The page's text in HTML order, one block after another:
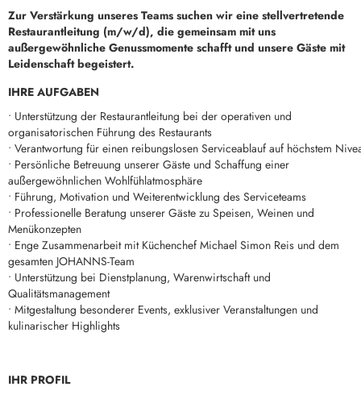
Zur Verstärkung unseres Teams suchen wir eine stellvertretende
Restaurantleitung (m/w/d), die gemeinsam mit uns
außergewöhnliche Genussmomente schafft und unsere Gäste mit
Leidenschaft begeistert.
IHRE AUFGABEN
• Unterstützung der Restaurantleitung bei der operativen und
organisatorischen Führung des Restaurants
• Verantwortung für einen reibungslosen Serviceablauf auf höchstem
• Persönliche Betreuung unserer Gäste und Schaffung einer
außergewöhnlichen Wohlfühlatmosphäre
• Führung, Motivation und Weiterentwicklung des Serviceteams
• Professionelle Beratung unserer Gäste zu Speisen, Weinen und
Menükonzepten
• Enge Zusammenarbeit mit Küchenchef Michael Simon Reis und dem
gesamten JOHANNS-Team
• Unterstützung bei Dienstplanung, Warenwirtschaft und
Qualitätsmanagement
• Mitgestaltung besonderer Events, exklusiver Veranstaltungen und
kulinarischer Highlights
IHR PROFIL